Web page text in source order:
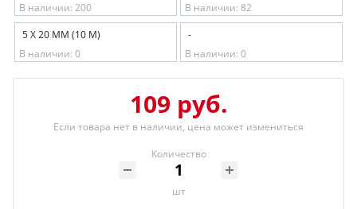
В наличии: 200
В наличии: 82
5 Х 20 ММ (10 М)
В наличии: 0
-
В наличии: 0
109 руб.
Если товара нет в наличии, цена может измениться
Количество
шт